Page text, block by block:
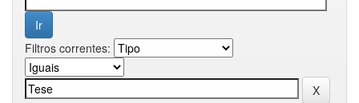
Filtros correntes: